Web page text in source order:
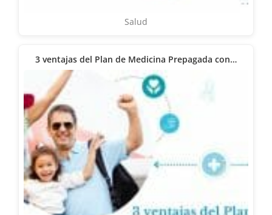
Salud
3 ventajas del Plan de Medicina Prepagada con…